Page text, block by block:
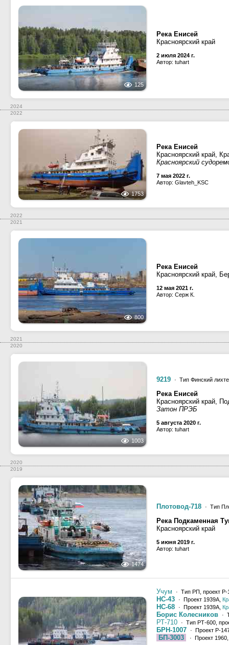
125
Река Енисей
Красноярский край
2 июля 2024 г.
Автор: tuhart
2024
2022
1753
Река Енисей
Красноярский край,
Красноярский
7 мая 2022 г.
Автор: Glavteh_KSC
2022
2021
800
Река Енисей
Красноярский край,
12 мая 2021 г.
Автор: Серж К.
2021
2020
1003
9219 · Тип Финский
Река Енисей
Красноярский край,
Затон ПРЭБ
5 августа 2020 г.
Автор: tuhart
2020
2019
1474
Плотовод-718 · Тип
Река Подкаменная
Красноярский край
5 июня 2019 г.
Автор: tuhart
Учум · Тип РП, проект
НС-43 · Проект 1939А,
НС-68 · Проект 1939А,
Борис Колесников ·
РТ-710 · Тип РТ-600,
БРН-1007 · Проект Р-
БП-3003 · Проект